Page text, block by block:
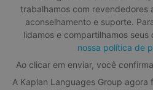
trabalhamos com revendedores
aconselhamento e suporte.
lidamos e compartilhamos seus
nossa política de
Ao clicar em enviar, você
A Kaplan Languages ​​Group